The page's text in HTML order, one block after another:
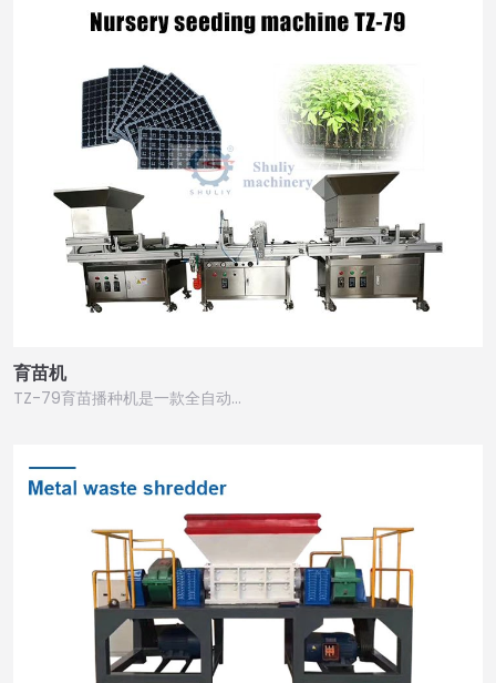
育苗机
TZ-79育苗播种机是一款全自动…